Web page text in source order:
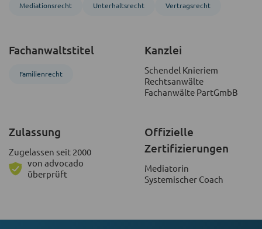
Mediations­recht Unterhaltsrecht Vertragsrecht
Fachanwaltstitel
Familienrecht
Kanzlei
Schendel Knieriem
Rechtsanwälte
Fachanwälte PartGmbB
Zulassung
Zugelassen seit 2000
von advocado
überprüft
Offizielle
Zertifizierungen
Mediatorin
Systemischer Coach